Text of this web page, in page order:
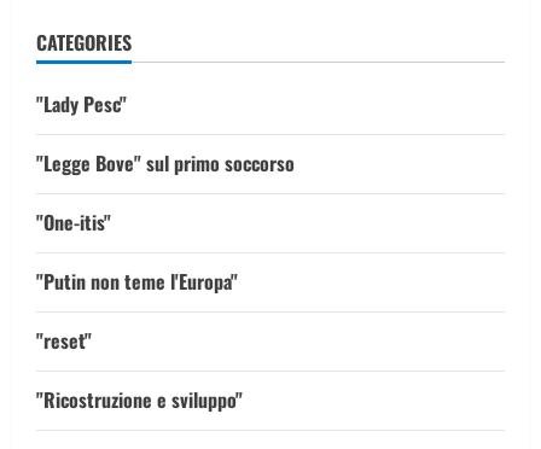
CATEGORIES
"Lady Pesc"
"Legge Bove" sul primo soccorso
"One-itis"
"Putin non teme l'Europa"
"reset"
"Ricostruzione e sviluppo"